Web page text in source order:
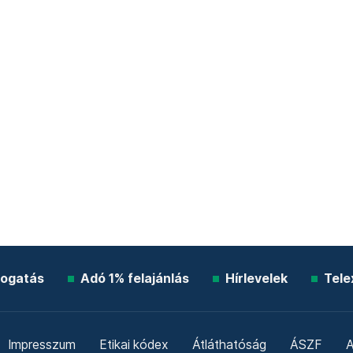
Adó 1% felajánlás Hírlevelek
Impresszum Etikai kódex Átláthatóság ÁSZF